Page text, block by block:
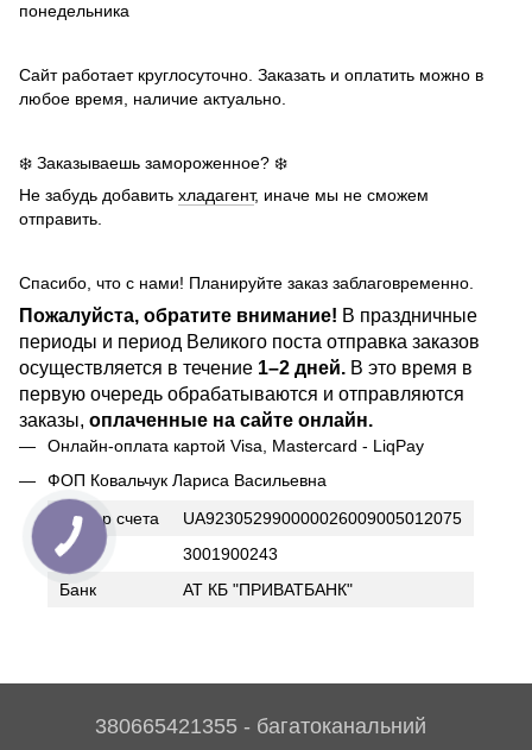
понедельника
Сайт работает круглосуточно. Заказать и оплатить можно в
любое время, наличие актуально.
❄️ Заказываешь замороженное? ❄️
Не забудь добавить хладагент, иначе мы не сможем
отправить.
Спасибо, что с нами! Планируйте заказ заблаговременно.
Пожалуйста, обратите внимание! В праздничные
периоды и период Великого поста отправка заказов
осуществляется в течение 1–2 дней. В это время в
первую очередь обрабатываются и отправляются
заказы, оплаченные на сайте онлайн.
Онлайн-оплата картой Visa, Mastercard - LiqPay
ФОП Ковальчук Лариса Васильевна
Номер счета
UA923052990000026009005012075
ИНН
3001900243
Банк
АТ КБ "ПРИВАТБАНК"
380665421355 - багатоканальний